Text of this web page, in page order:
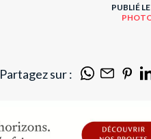
PUBLIÉ
Partagez sur :